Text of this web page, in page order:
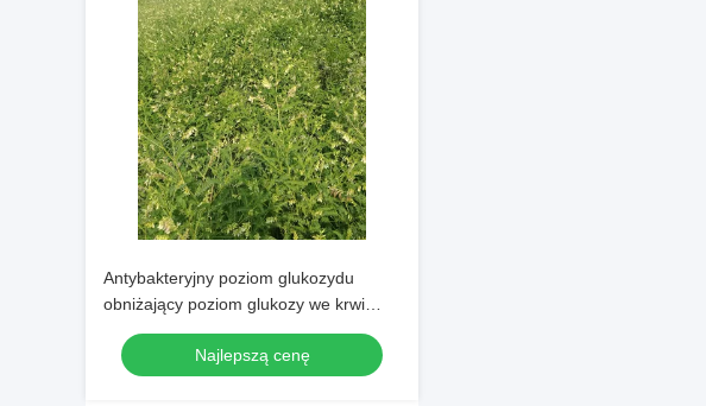
Antybakteryjny poziom glukozydu
obniżający poziom glukozy we krwi
cukrowej 7 O Beta D
Najlepszą cenę